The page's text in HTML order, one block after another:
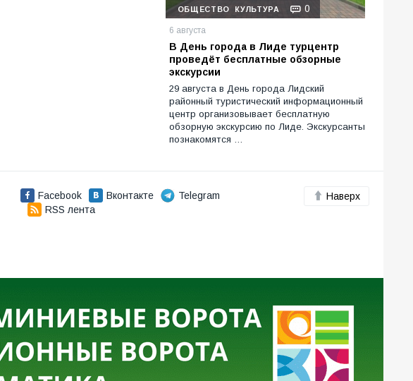
ОБЩЕСТВО КУЛЬТУРА 0
6 августа
В День города в Лиде турцентр
проведёт бесплатные обзорные
экскурсии
29 августа в День города Лидский
районный туристический информационный
центр организовывает бесплатную
обзорную экскурсию по Лиде. Экскурсанты
познакомятся …
Facebook Вконтакте
Telegram
RSS лента
Наверх